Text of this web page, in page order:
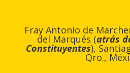
Fray Antonio de
del Marqués (atrás
Constituyentes),
Qro.,